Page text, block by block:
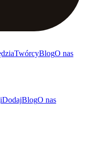
TwórcyBlogO nas
DodajBlogO nas